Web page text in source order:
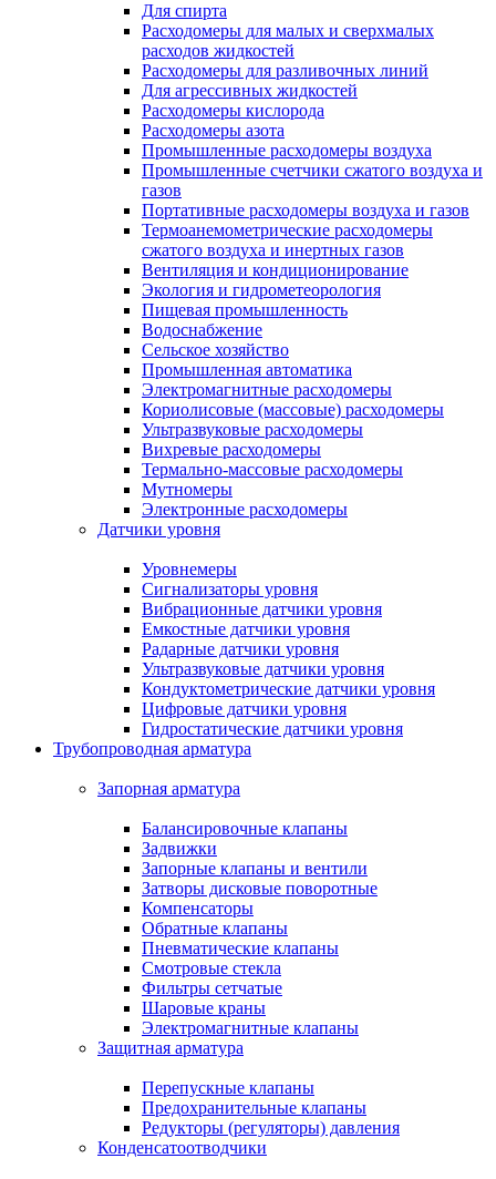
Для спирта
Расходомеры для малых и сверхмалых
расходов жидкостей
Расходомеры для разливочных линий
Для агрессивных жидкостей
Расходомеры кислорода
Расходомеры азота
Промышленные расходомеры воздуха
Промышленные счетчики сжатого воздуха и
газов
Портативные расходомеры воздуха и газов
Термоанемометрические расходомеры
сжатого воздуха и инертных газов
Вентиляция и кондиционирование
Экология и гидрометеорология
Пищевая промышленность
Водоснабжение
Сельское хозяйство
Промышленная автоматика
Электромагнитные расходомеры
Кориолисовые (массовые) расходомеры
Ультразвуковые расходомеры
Вихревые расходомеры
Термально-массовые расходомеры
Мутномеры
Электронные расходомеры
Датчики уровня
Уровнемеры
Сигнализаторы уровня
Вибрационные датчики уровня
Емкостные датчики уровня
Радарные датчики уровня
Ультразвуковые датчики уровня
Кондуктометрические датчики уровня
Цифровые датчики уровня
Гидростатические датчики уровня
Трубопроводная арматура
Запорная арматура
Балансировочные клапаны
Задвижки
Запорные клапаны и вентили
Затворы дисковые поворотные
Компенсаторы
Обратные клапаны
Пневматические клапаны
Смотровые стекла
Фильтры сетчатые
Шаровые краны
Электромагнитные клапаны
Защитная арматура
Перепускные клапаны
Предохранительные клапаны
Редукторы (регуляторы) давления
Конденсатоотводчики